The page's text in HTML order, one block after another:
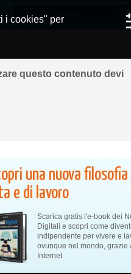
questo contenuto devi
ovunque grazie a
una nuova filosofia
e di lavoro
Scarica gratis l'e-book dei
Digitali e scopri come
indipendente per vivere e
ovunque nel mondo, grazie
Internet
i cookies" per